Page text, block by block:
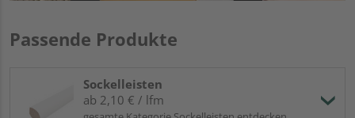
Passende Produkte
Sockelleisten
ab 2,10 € / lfm